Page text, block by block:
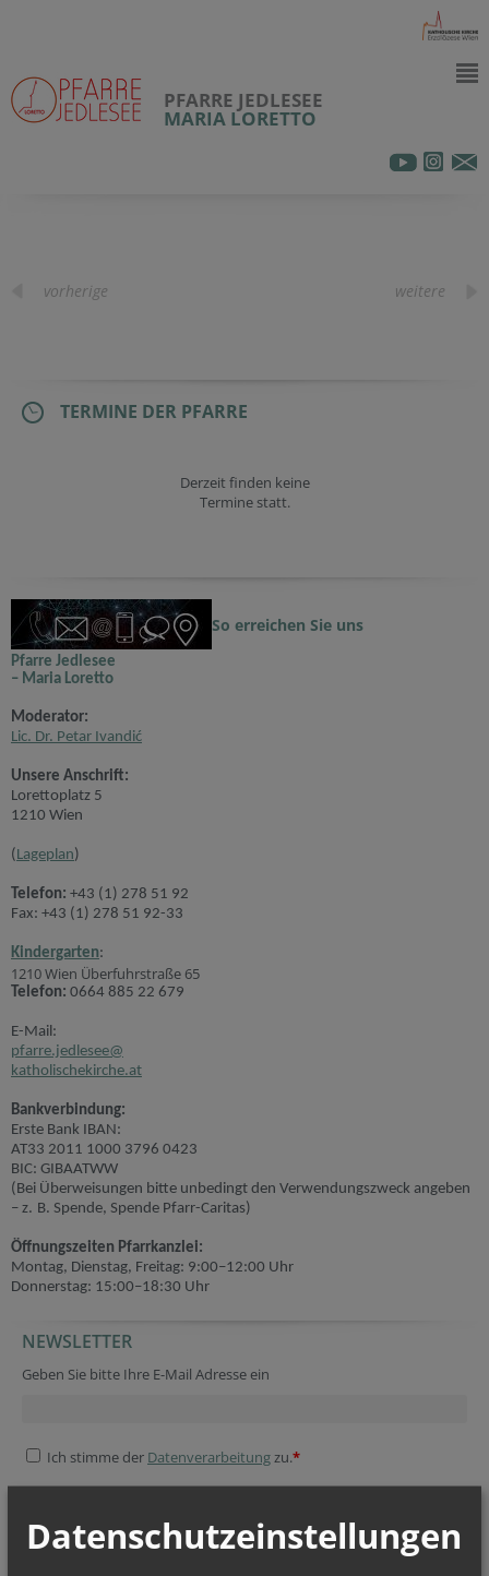
PFARRE JEDLESEE
MARIA LORETTO
vorherige weitere
TERMINE DER PFARRE
Derzeit finden keine
Termine statt.
So erreichen Sie uns
Pfarre Jedlesee
– Maria Loretto
Moderator:
Lic. Dr. Petar Ivandić
Unsere Anschrift:
Lorettoplatz 5
1210 Wien
(Lageplan)
Telefon: +43 (1) 278 51 92
Fax: +43 (1) 278 51 92-33
Kindergarten:
1210 Wien Überfuhrstraße 65
Telefon: 0664 885 22 679
E-Mail:
pfarre.jedlesee@
katholischekirche.at
Bankverbindung:
Erste Bank IBAN:
AT33 2011 1000 3796 0423
BIC: GIBAATWW
(Bei Überweisungen bitte unbedingt den Verwendungszweck angeben
– z. B. Spende, Spende Pfarr-Caritas)
Öffnungszeiten Pfarrkanzlei:
Montag, Dienstag, Freitag: 9:00–12:00 Uhr
Donnerstag: 15:00–18:30 Uhr
NEWSLETTER
Geben Sie bitte Ihre E-Mail Adresse ein
Ich stimme der Datenverarbeitungzu.*
Datenschutzeinstellungen